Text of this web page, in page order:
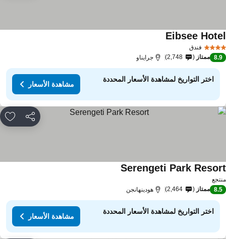
فندق
Eibsee
8.9 ممتاز 2,748 جرايناو
اختر التواريخ لمشاهدة الأسعار المحددة
مشاهدة الأسعار
مشاركة
Serengeti Park
8.5 ممتاز 2,464 هودينهانجن
اختر التواريخ لمشاهدة الأسعار المحددة
مشاهدة الأسعار